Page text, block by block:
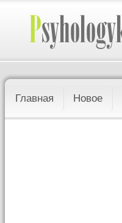
Главная Новое